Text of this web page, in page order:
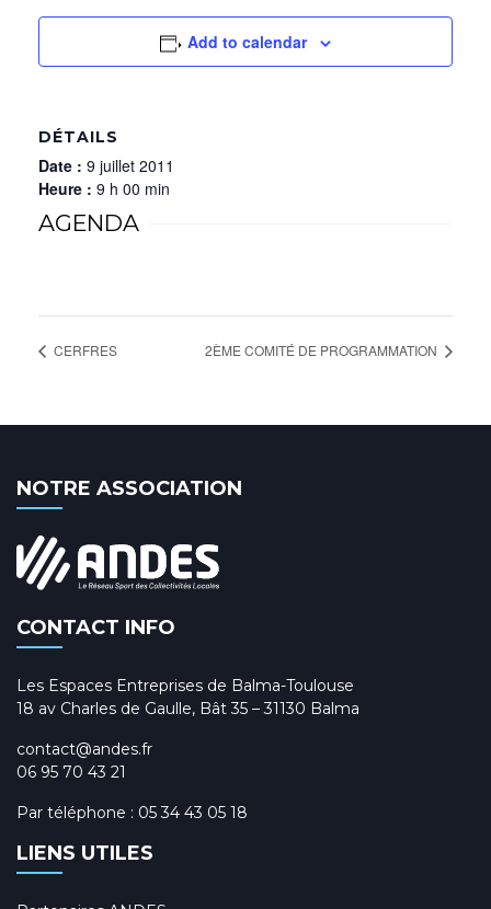
Add to calendar
DÉTAILS
Date : 9 juillet 2011
Heure : 9 h 00 min
AGENDA
CERFRES 2ÈME COMITÉ DE PROGRAMMATION
NOTRE ASSOCIATION
CONTACT INFO
Les Espaces Entreprises de Balma-Toulouse
18 av Charles de Gaulle, Bât 35 – 31130 Balma
contact@andes.fr
06 95 70 43 21
Par téléphone : 05 34 43 05 18
LIENS UTILES